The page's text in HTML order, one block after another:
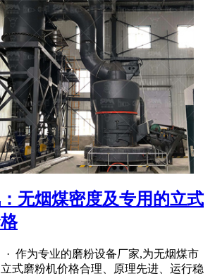
无烟煤密度及专用的立式
· 作为专业的磨粉设备厂家,为无烟煤市
式磨粉机价格合理、原理先进、运行稳